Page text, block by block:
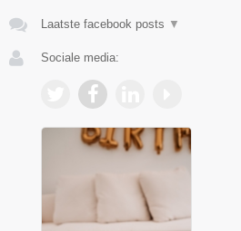
Laatste facebook posts ▼
Sociale media: